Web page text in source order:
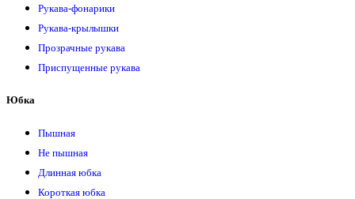
Рукава-фонарики
Рукава-крылышки
Прозрачные рукава
Приспущенные рукава
Юбка
Пышная
Не пышная
Длинная юбка
Короткая юбка